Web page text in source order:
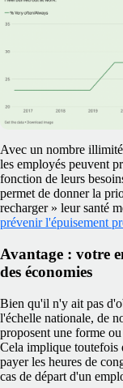
Avec un nombre
les employés peuvent
fonction de leurs
permet de donner la
recharger » leur santé
prévenir l'épuisement
Avantage : votre
des économies
Bien qu'il n'y ait pas
l'échelle nationale, de
proposent une forme
Cela implique toutefois
payer les heures de
cas de départ d'un